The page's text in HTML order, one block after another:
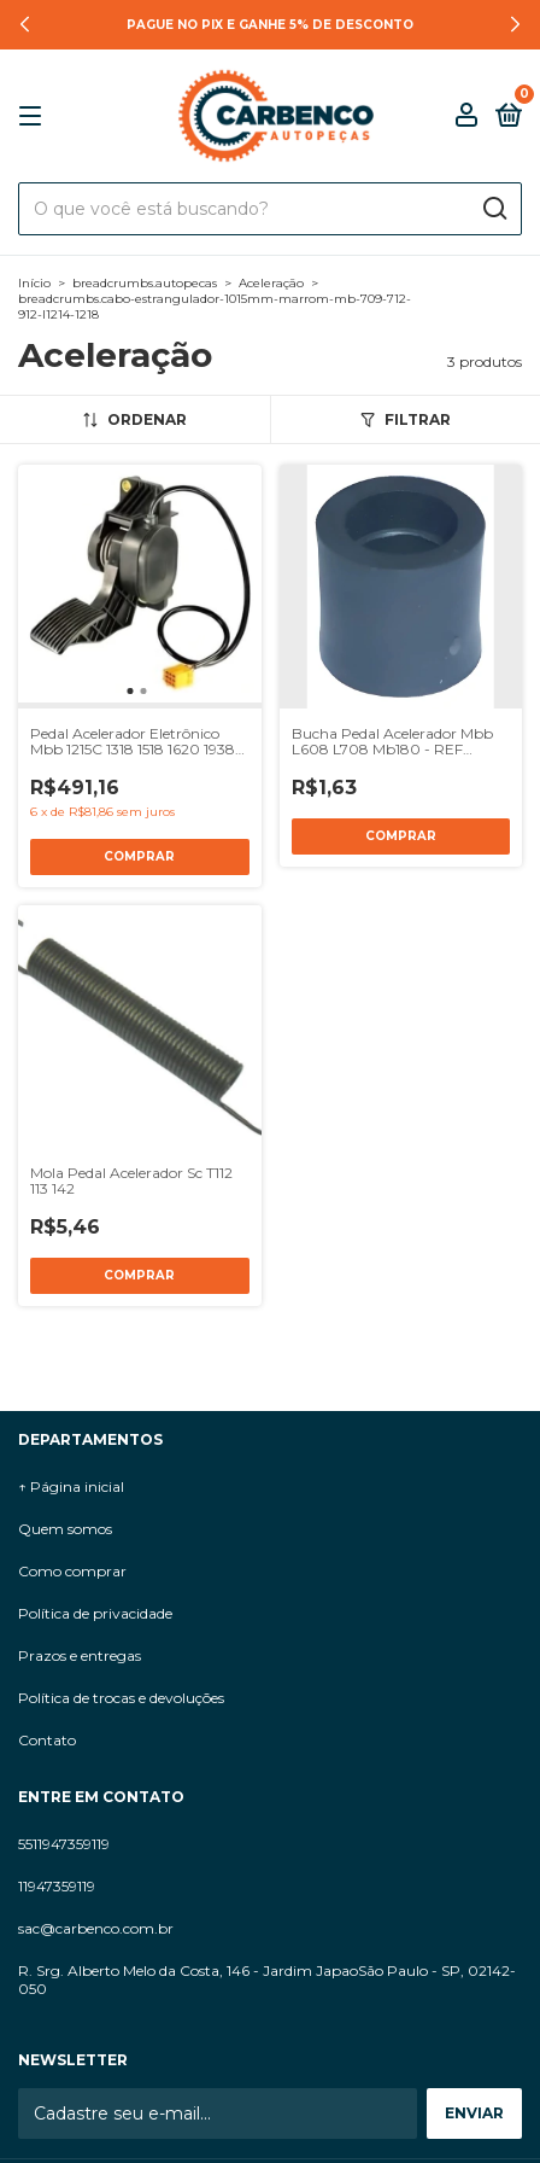
PAGUE NO PIX E GANHE 5% DE DESCONTO
0
Início > breadcrumbs.autopecas > Aceleração >
breadcrumbs.cabo-estrangulador-1015mm-marrom-mb-709-712-
912-l1214-1218
Aceleração 3 produtos
ORDENAR FILTRAR
Pedal Acelerador Eletrônico
Mbb 1215C 1318 1518 1620 1938S
OF1724 OF1730 OH1621 -
6963007004
R$491,16
6 x de R$81,86 sem juros
Bucha Pedal Acelerador Mbb
L608 L708 Mb180 - REF
R$1,63
Mola Pedal Acelerador Sc T112
113 142
R$5,46
DEPARTAMENTOS
↑ Página inicial
Quem somos
Como comprar
Política de privacidade
Prazos e entregas
Política de trocas e devoluções
Contato
ENTRE EM CONTATO
5511947359119
11947359119
sac@carbenco.com.br
R. Srg. Alberto Melo da Costa, 146 - Jardim JapaoSão Paulo - SP, 02142-
050
NEWSLETTER